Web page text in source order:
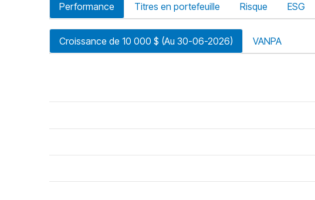
Performance Titres en portefeuille Risque ESG
Croissance de 10 000 $ (Au 30-06-2026) VANPA